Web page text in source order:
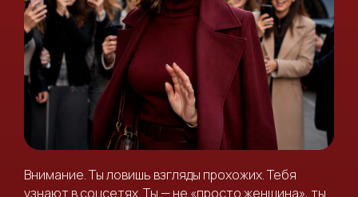
Внимание. Ты ловишь взгляды прохожих. Тебя
узнают в соцсетях. Ты — не «просто женщина», ты